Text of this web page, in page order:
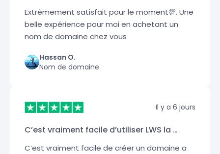
Extrêmement satisfait pour le moment💯. Une
belle expérience pour moi en achetant un
nom de domaine chez vous
Hassan O.
Nom de domaine
Il y a 6 jours
C’est vraiment facile d’utiliser LWS la …
C’est vraiment facile de créer un domaine a